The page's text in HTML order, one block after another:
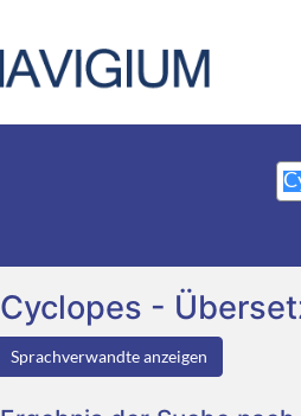
Cyclopes -
Sprachverwandte anzeigen